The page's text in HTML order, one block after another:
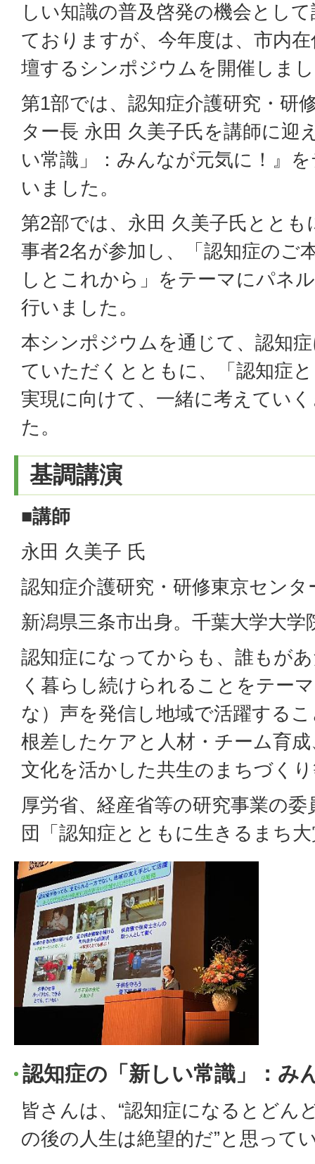
しい知識の普及啓発の機会とし
ておりますが、今年度は、市内
壇するシンポジウムを開催しま
第1部では、認知症介護研究・研
ター長 永田 久美子氏を講師に迎
い常識」：みんなが元気に！』
いました。
第2部では、永田 久美子氏ととも
事者2名が参加し、「認知症のご
しとこれから」をテーマにパネ
行いました。
本シンポジウムを通じて、認知
ていただくとともに、「認知症
実現に向けて、一緒に考えてい
た。
基調講演
■講師
永田 久美子 氏
認知症介護研究・研修東京セン
新潟県三条市出身。千葉大学大学
認知症になってからも、誰もが
く暮らし続けられることをテー
な）声を発信し地域で活躍する
根差したケアと人材・チーム育
文化を活かした共生のまちづく
厚労省、経産省等の研究事業の
団「認知症とともに生きるまち
認知症の「新しい常識」：み
皆さんは、“認知症になるとどん
の後の人生は絶望的だ”と思って